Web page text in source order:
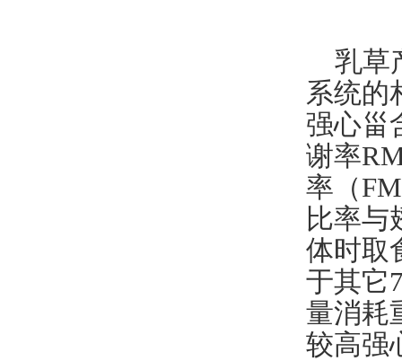
乳草
系统的
强心甾
谢率
率（
比率与
体时取
于其它
量消耗
较高强